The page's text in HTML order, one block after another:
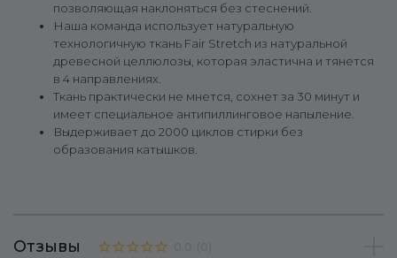
позволяющая наклоняться без стеснений.
Наша команда использует натуральную
технологичную ткань Fair Stretch из натуральной
древесной целлюлозы, которая эластична и тянется
в 4 направлениях.
Ткань практически не мнется, сохнет за 30 минут и
имеет специальное антипиллинговое напыление.
Выдерживает до 2000 циклов стирки без
образования катышков.
Отзывы